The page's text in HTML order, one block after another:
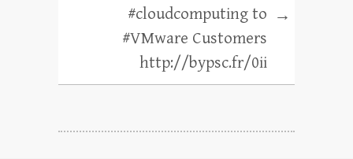
#cloudcomputing to
#VMware Customers
http://bypsc.fr/0ii
→